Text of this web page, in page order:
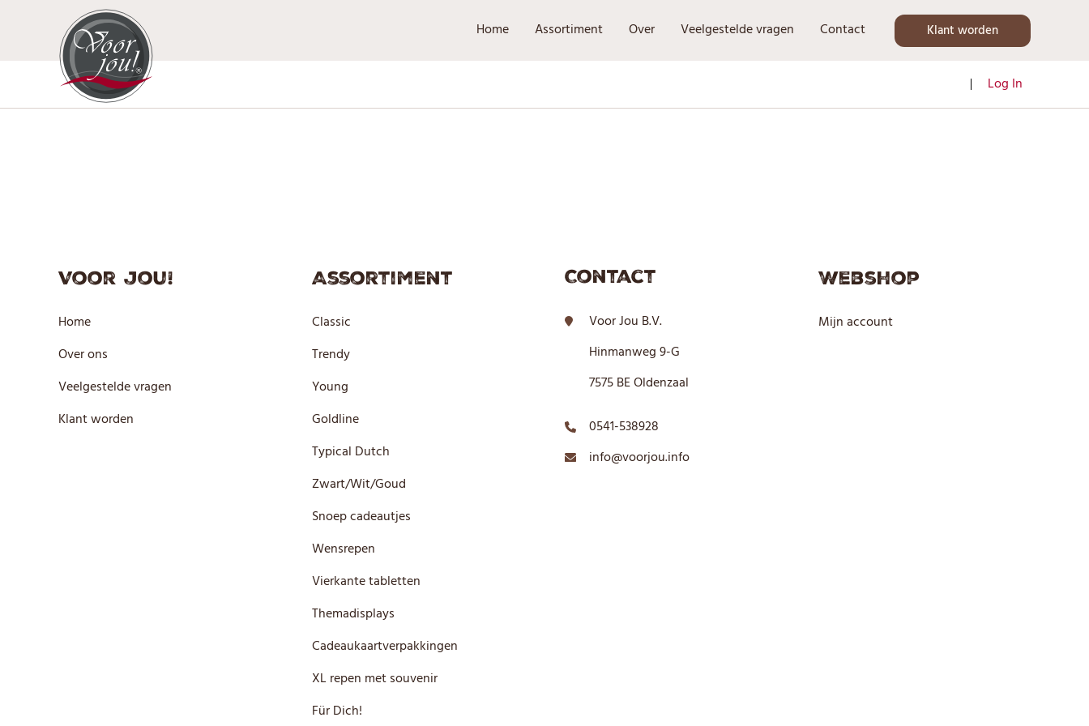
Home Assortiment Over Veelgestelde vragen Contact Klant worden
Log In
Voor jou!
Home
Over ons
Veelgestelde vragen
Klant worden
Assortiment
Classic
Trendy
Young
Goldline
Typical Dutch
Zwart/Wit/Goud
Snoep cadeautjes
Wensrepen
Vierkante tabletten
Themadisplays
Cadeaukaartverpakkingen
XL repen met souvenir
Für Dich!
Contact
Voor Jou B.V.
Hinmanweg 9-G
7575 BE Oldenzaal
0541-538928
info@voorjou.info
Webshop
Mijn account